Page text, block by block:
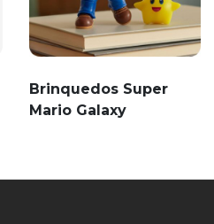
Brinquedos Super
Mario Galaxy